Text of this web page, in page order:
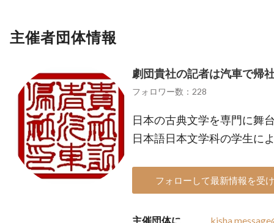
主催者団体情報
劇団貴社の記者は汽車で帰
フォロワー数：228
日本の古典文学を専門に舞
日本語日本文学科の学生に
フォローして最新情報を受
主催団体に